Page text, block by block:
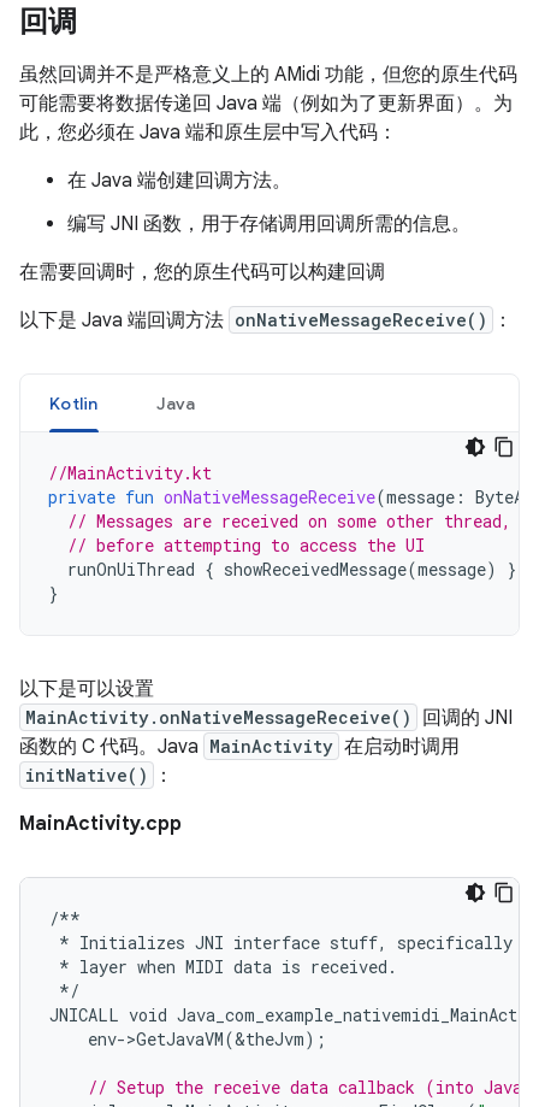
回调
虽然回调并不是严格意义上的 AMidi 功能，但您的原生代码
可能需要将数据传递回 Java 端（例如为了更新界面）。为
此，您必须在 Java 端和原生层中写入代码：
在 Java 端创建回调方法。
编写 JNI 函数，用于存储调用回调所需的信息。
在需要回调时，您的原生代码可以构建回调
以下是 Java 端回调方法 onNativeMessageReceive() ：
Kotlin Java
//MainActivity.kt
private fun onNativeMessageReceive(message :
// Messages are received on some other thread,
// before attempting to access the UI
runOnUiThread { showReceivedMessage(message)
}
}
以下是可以设置
MainActivity.onNativeMessageReceive()
回调的 JNI
函数的 C 代码。Java MainActivity 在启动时调用
initNative()
：
MainActivity.cpp
/**
* Initializes JNI interface stuff, specifically
* layer when MIDI data is received .
*/
JNICALL void
env->GetJavaVM(&theJvm);
// Setup the receive data callback (into Java)